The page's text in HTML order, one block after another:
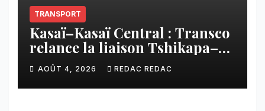
TRANSPORT
Kasaï–Kasaï Central : Transco
relance la liaison Tshikapa–
Tshiamu pour faciliter les
échanges
AOÛT 4, 2026 REDAC REDAC